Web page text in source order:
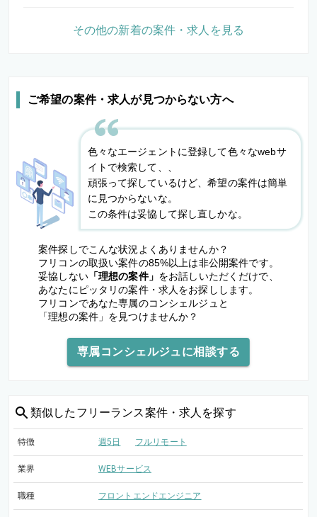
ご希望の案件・求人が見つからない方へ
色々なエージェントに登録して色々なwebサ
イトで検索して、、
頑張って探しているけど、希望の案件は簡単
に見つからないな。
この条件は妥協して探し直しかな。
案件探しでこんな状況よくありませんか？
フリコンの取扱い案件の85%以上は非公開案件です。
妥協しない「理想の案件」 をお話しいただくだけで、
あなたにピッタリの案件・求人をお探しします。
フリコンであなた専属のコンシェルジュと
「理想の案件」を見つけませんか？
専属コンシェルジュに相談する
類似した フリーランス案件・求人を探す
特徴 週5日 フルリモート
業界 WEBサービス
職種 フロントエンドエンジニア
その他の新着の案件・求人を見る